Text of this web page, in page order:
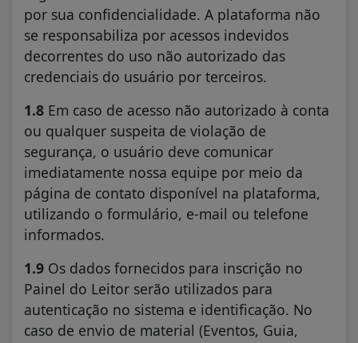
por sua confidencialidade. A plataforma não
se responsabiliza por acessos indevidos
decorrentes do uso não autorizado das
credenciais do usuário por terceiros.
1.8 Em caso de acesso não autorizado à conta
ou qualquer suspeita de violação de
segurança, o usuário deve comunicar
imediatamente nossa equipe por meio da
página de contato disponível na plataforma,
utilizando o formulário, e-mail ou telefone
informados.
1.9 Os dados fornecidos para inscrição no
Painel do Leitor serão utilizados para
autenticação no sistema e identificação. No
caso de envio de material (Eventos, Guia,